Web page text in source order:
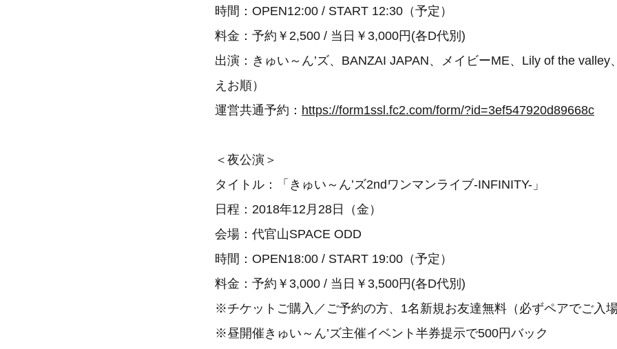
時間：OPEN12:00 / START 12:30（予定）
料金：予約￥2,500 / 当日￥3,000円(各D代別)
出演：きゅい～ん’ズ、BANZAI JAPAN、メイビーME、Lily of the valley
えお順）
運営共通予約： https://form1ssl.fc2.com/form/?id=3ef547920d89668c
＜夜公演＞
タイトル：「きゅい～ん’ズ2ndワンマンライブ-INFINITY-」
日程：2018年12月28日（金）
会場：代官山SPACE ODD
時間：OPEN18:00 / START 19:00（予定）
料金：予約￥3,000 / 当日￥3,500円(各D代別)
※チケットご購入／ご予約の方、1名新規お友達無料（必ずペアでご入場
※昼開催きゅい～ん’ズ主催イベント半券提示で500円バック